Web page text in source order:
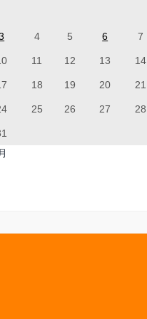
4 5 6 7
11 12 13 14
18 19 20 21
25 26 27 28